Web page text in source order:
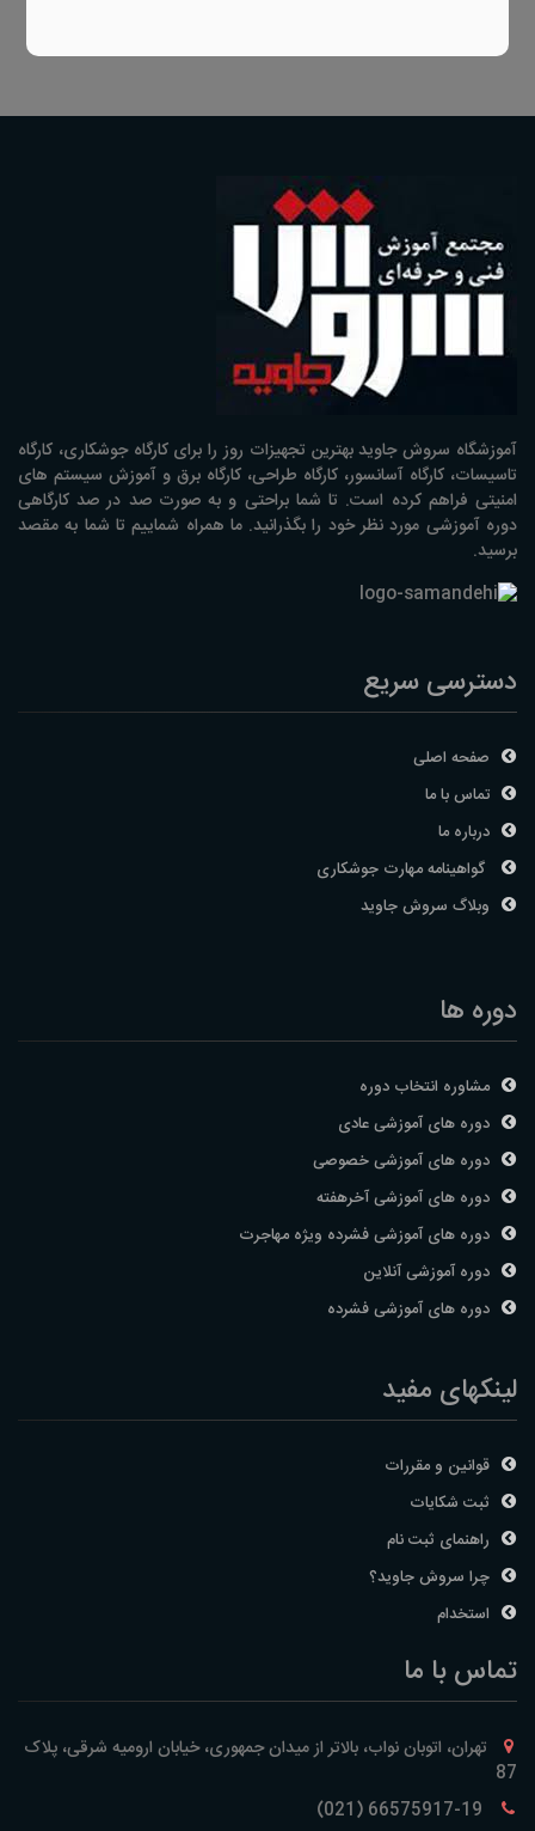
آموزشگاه سروش جاوید بهترین تجهیزات روز را برای کارگاه جوشکاری، کارگاه
تاسیسات، کارگاه آسانسور، کارگاه طراحی، کارگاه برق و آموزش سیستم های
امنیتی فراهم کرده است. تا شما براحتی و به صورت صد در صد کارگاهی
دوره آموزشی مورد نظر خود را بگذرانید. ما همراه شماییم تا شما به مقصد
برسید.
دسترسی سریع
صفحه اصلی
تماس با ما
درباره ما
گواهینامه مهارت جوشکاری
وبلاگ سروش جاوید
دوره ها
مشاوره انتخاب دوره
دوره های آموزشی عادی
دوره های آموزشی خصوصی
دوره های آموزشی آخرهفته
دوره های آموزشی فشرده ویژه مهاجرت
دوره آموزشی آنلاین
دوره های آموزشی فشرده
لینکهای مفید
قوانین و مقررات
ثبت شکایات
راهنمای ثبت نام
چرا سروش جاوید؟
استخدام
تماس با ما
تهران، اتوبان نواب، بالاتر از میدان جمهوری، خیابان ارومیه شرقی، پلاک
87